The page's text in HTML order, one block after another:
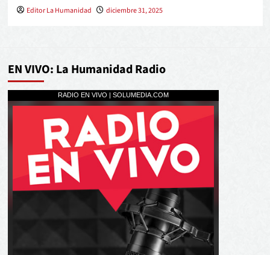
Editor La Humanidad
diciembre 31, 2025
EN VIVO: La Humanidad Radio